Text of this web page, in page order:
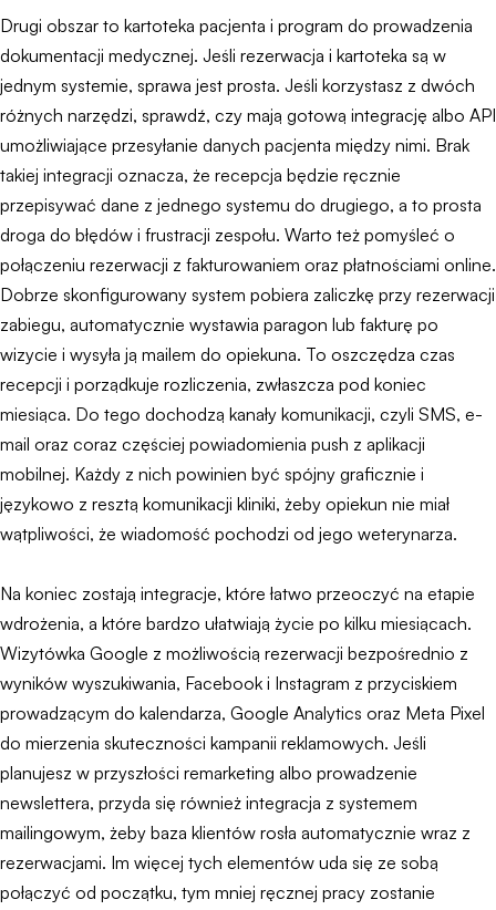
Drugi obszar to kartoteka pacjenta i program do prowadzenia
dokumentacji medycznej. Jeśli rezerwacja i kartoteka są w
jednym systemie, sprawa jest prosta. Jeśli korzystasz z dwóch
różnych narzędzi, sprawdź, czy mają gotową integrację albo API
umożliwiające przesyłanie danych pacjenta między nimi. Brak
takiej integracji oznacza, że recepcja będzie ręcznie
przepisywać dane z jednego systemu do drugiego, a to prosta
droga do błędów i frustracji zespołu. Warto też pomyśleć o
połączeniu rezerwacji z fakturowaniem oraz płatnościami online.
Dobrze skonfigurowany system pobiera zaliczkę przy rezerwacji
zabiegu, automatycznie wystawia paragon lub fakturę po
wizycie i wysyła ją mailem do opiekuna. To oszczędza czas
recepcji i porządkuje rozliczenia, zwłaszcza pod koniec
miesiąca. Do tego dochodzą kanały komunikacji, czyli SMS, e-
mail oraz coraz częściej powiadomienia push z aplikacji
mobilnej. Każdy z nich powinien być spójny graficznie i
językowo z resztą komunikacji kliniki, żeby opiekun nie miał
wątpliwości, że wiadomość pochodzi od jego weterynarza.
Na koniec zostają integracje, które łatwo przeoczyć na etapie
wdrożenia, a które bardzo ułatwiają życie po kilku miesiącach.
Wizytówka Google z możliwością rezerwacji bezpośrednio z
wyników wyszukiwania, Facebook i Instagram z przyciskiem
prowadzącym do kalendarza, Google Analytics oraz Meta Pixel
do mierzenia skuteczności kampanii reklamowych. Jeśli
planujesz w przyszłości remarketing albo prowadzenie
newslettera, przyda się również integracja z systemem
mailingowym, żeby baza klientów rosła automatycznie wraz z
rezerwacjami. Im więcej tych elementów uda się ze sobą
połączyć od początku, tym mniej ręcznej pracy zostanie